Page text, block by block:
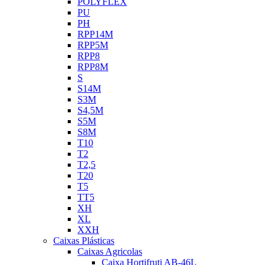
PU
PH
RPP14M
RPP5M
RPP8
RPP8M
S
S14M
S3M
S4,5M
S5M
S8M
T10
T2
T2,5
T20
T5
TT5
XH
XL
XXH
Caixas Plásticas
Caixas Agricolas
Caixa Hortifruti AB-46L